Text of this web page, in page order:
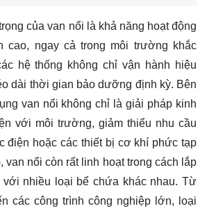
của van nổi là khả năng hoạt động
cao, ngay cả trong môi trường khắc
hệ thống không chỉ vận hành hiệu
dài thời gian bảo dưỡng định kỳ. Bên
van nổi không chỉ là giải pháp kinh
với môi trường, giảm thiểu nhu cầu
điện hoặc các thiết bị cơ khí phức tạp
van nổi còn rất linh hoạt trong cách lắp
nhiều loại bể chứa khác nhau. Từ
các công trình công nghiệp lớn, loại